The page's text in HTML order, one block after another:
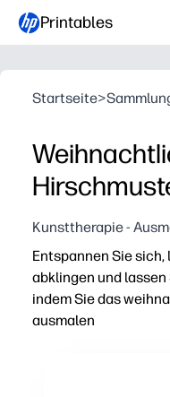
Printables
Startseite>
Kunsttherapie -
Entspannen Sie sich,
abklingen und
indem Sie das
ausmalen
Du bekommst